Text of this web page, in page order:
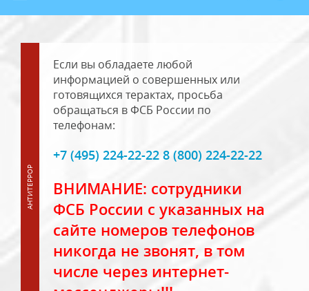
Если вы обладаете любой
информацией о совершенных или
готовящихся терактах, просьба
обращаться в ФСБ России по
телефонам:
+7 (495) 224-22-22 8 (800) 224-22-22
ВНИМАНИЕ: сотрудники
ФСБ России с указанных на
сайте номеров телефонов
никогда не звонят, в том
числе через интернет-